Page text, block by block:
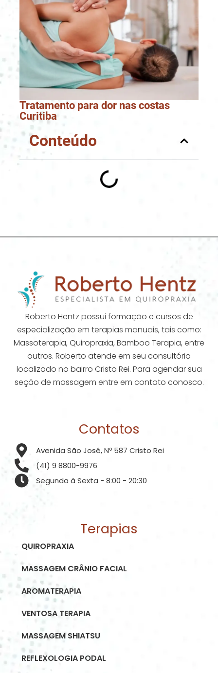
Tratamento para dor nas costas
Curitiba
Conteúdo
Roberto Hentz possui formação e cursos de
especialização em terapias manuais, tais como:
Massoterapia, Quiropraxia, Bamboo Terapia, entre
outros. Roberto atende em seu consultório
localizado no bairro Cristo Rei. Para agendar sua
seção de massagem entre em contato conosco.
Contatos
Avenida São José, Nº 587 Cristo Rei
(41) 9 8800-9976
Segunda à Sexta - 8:00 - 20:30
Terapias
QUIROPRAXIA
MASSAGEM CRÂNIO FACIAL
AROMATERAPIA
VENTOSA TERAPIA
MASSAGEM SHIATSU
REFLEXOLOGIA PODAL